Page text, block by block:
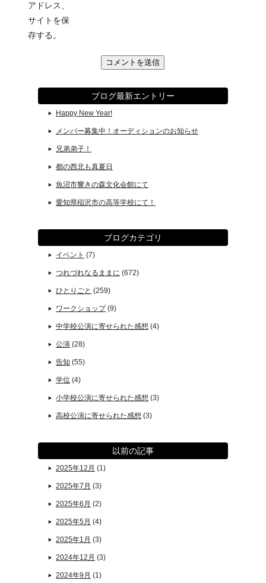
アドレス、
サイトを保
存する。
ブログ最新エントリー
Happy New Year!
メンバー募集中！オーディションのお知らせ
兄弟弟子！
都の西北も真夏日
魚沼市響きの森文化会館にて
愛知県稲沢市の高等学校にて！
ブログカテゴリ
イベント (7)
つれづれなるままに (672)
ひとりごと (259)
ワークショップ(9)
中学校公演に寄せられた感想 (4)
公演 (28)
告知 (55)
学位 (4)
小学校公演に寄せられた感想 (3)
高校公演に寄せられた感想 (3)
以前の記事
2025年12月 (1)
2025年7月 (3)
2025年6月 (2)
2025年5月 (4)
2025年1月 (3)
2024年12月 (3)
2024年9月 (1)